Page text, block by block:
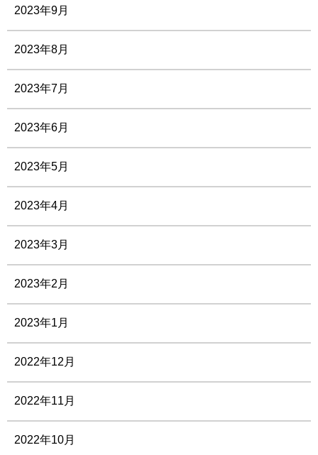
2023年9月
2023年8月
2023年7月
2023年6月
2023年5月
2023年4月
2023年3月
2023年2月
2023年1月
2022年12月
2022年11月
2022年10月